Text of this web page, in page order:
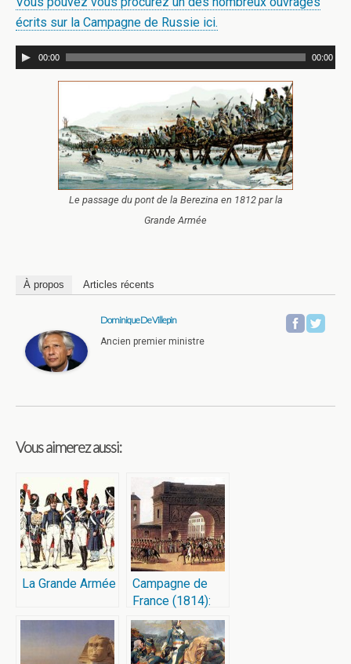
écrits sur la Campagne de Russie ici.
00:00 00:00
Le passage du pont de la Berezina en 1812 par la
Grande Armée
À propos Articles récents
Dominique De Villepin
Ancien premier ministre
Vous aimerez aussi:
La Grande Armée
Campagne de
France (1814):
Les Cosaques
entrent dans
Paris